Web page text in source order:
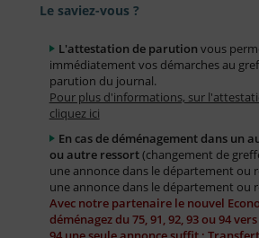
Le saviez-vous ?
L'attestation de parution vous
immédiatement vos démarches au
parution du journal.
Pour plus d'informations, sur
cliquez ici
En cas de déménagement dans un
ou autre ressort(changement de
une annonce dans le département ou
une annonce dans le département ou
Avec notre partenaire le nouvel
déménagez du 75, 91, 92, 93 ou 94